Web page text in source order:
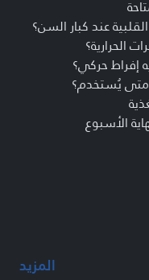
عند كبار السن؟
الحرارية؟
إفراط حركي؟
ومتى يُستخدم؟
الأسبوع
تناقش الأمراض
توعوية مهمة.
المزيد